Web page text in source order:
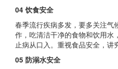
04 饮食安全
春季流行疾病多发，要多关注气
作，吃清洁干净的食物和饮用水
止病从口入。重视食品安全，讲
05 防溺水安全